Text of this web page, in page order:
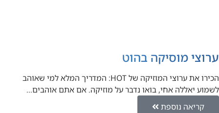
ערוצי מוסיקה בהוט
הכירו את ערוצי המוזיקה של HOT: המדריך המלא למי שאוהב
לשמוע יאללה אחי, בואו נדבר על מוזיקה. אם אתם אוהבים…
קריאה נוספת